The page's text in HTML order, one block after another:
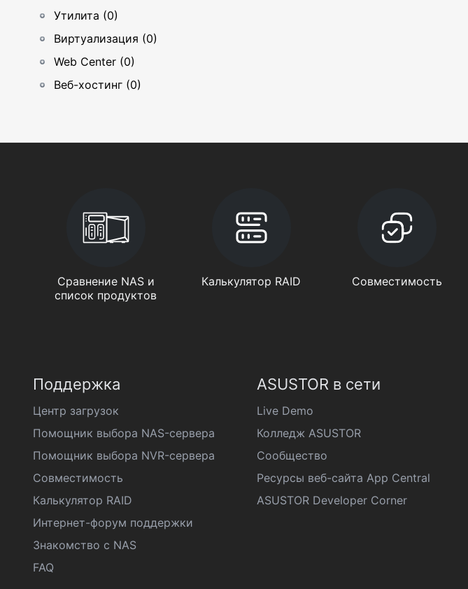
Утилита (0)
Виртуализация (0)
Web Center (0)
Веб-хостинг (0)
Сравнение NAS и
список продуктов
Калькулятор RAID Совместимость
Поддержка
Центр загрузок
Помощник выбора NAS-сервера
Помощник выбора NVR-сервера
Совместимость
Калькулятор RAID
Интернет-форум поддержки
Знакомство с NAS
FAQ
ASUSTOR в сети
Live Demo
Колледж ASUSTOR
Сообщество
Ресурсы веб-сайта App Central
ASUSTOR Developer Corner